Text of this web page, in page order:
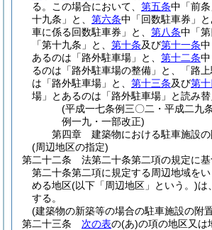
る。
この場合において、 第五条中「前
十九条」と、 第六条中「回数駐車券」
車に係る回数駐車券」と、 第八条中「
「第十九条」と、 第十条及び第十一条
あるのは「路外駐車場」と、 第十二条
るのは「路外駐車場の整備」と、「路
は「路外駐車場」と、 第十三条及び第
場」とあるのは「路外駐車場」と読み替
(平成一七条例三〇二・平成二九
例一九・一部改正)
第四章
建築物における駐車施設
(周辺地区の指定)
第二十二条
法第二十条第二項の規定に
第二十条第二項に規定する周辺地域を
める地区(以下「周辺地区」という。)は
する。
(建築物の新築等の場合の駐車施設の附
第二十三条
次の表の(あ)の項の地区又は